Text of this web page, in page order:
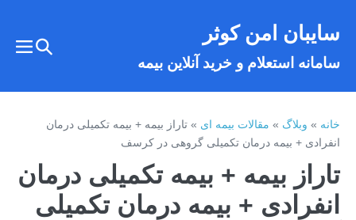
سایبان امن کوثر
سامانه استعلام و خرید آنلاین بیمه
تغییر
خانه » وبلاگ » مقالات بیمه ای » تاراز بیمه + بیمه تکمیلی درمان
انفرادی + بیمه درمان تکمیلی گروهی در کرسف
تاراز بیمه + بیمه تکمیلی درمان
انفرادی + بیمه درمان تکمیلی